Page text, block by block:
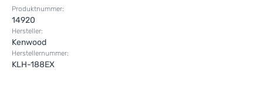
Produktnummer:
14920
Hersteller:
Kenwood
Herstellernummer:
KLH-188EX